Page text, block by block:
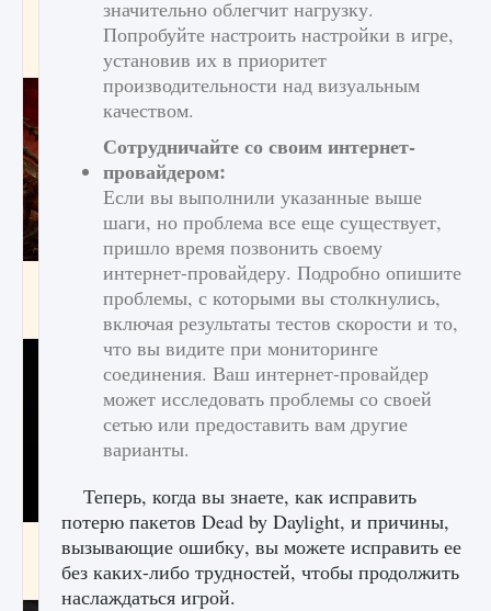
Как создавать предметы в Creatures of Ava
9 августа 2024 1 266 0
Как найти Гробницу Изгоев в Diablo 4
9 августа 2024 1 337
Как получить Thunder Egg в Stardew Valley
9 августа 2024 1 244 0 0
значительно облегчит нагрузку.
Попробуйте настроить настройки в игре,
установив их в приоритет
производительности над визуальным
качеством.
Сотрудничайте со своим интернет-
провайдером:
Если вы выполнили указанные выше
шаги, но проблема все еще существует,
пришло время позвонить своему
интернет-провайдеру. Подробно опишите
проблемы, с которыми вы столкнулись,
включая результаты тестов скорости и то,
что вы видите при мониторинге
соединения. Ваш интернет-провайдер
может исследовать проблемы со своей
сетью или предоставить вам другие
варианты.
Теперь, когда вы знаете, как исправить
потерю пакетов Dead by Daylight, и причины,
вызывающие ошибку, вы можете исправить ее
без каких-либо трудностей, чтобы продолжить
наслаждаться игрой.